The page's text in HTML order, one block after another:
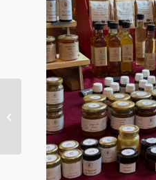
Journée de la Terre